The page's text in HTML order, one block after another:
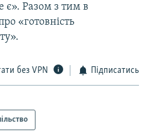
є». Разом з тим в
«готовність
без VPN Підписатись